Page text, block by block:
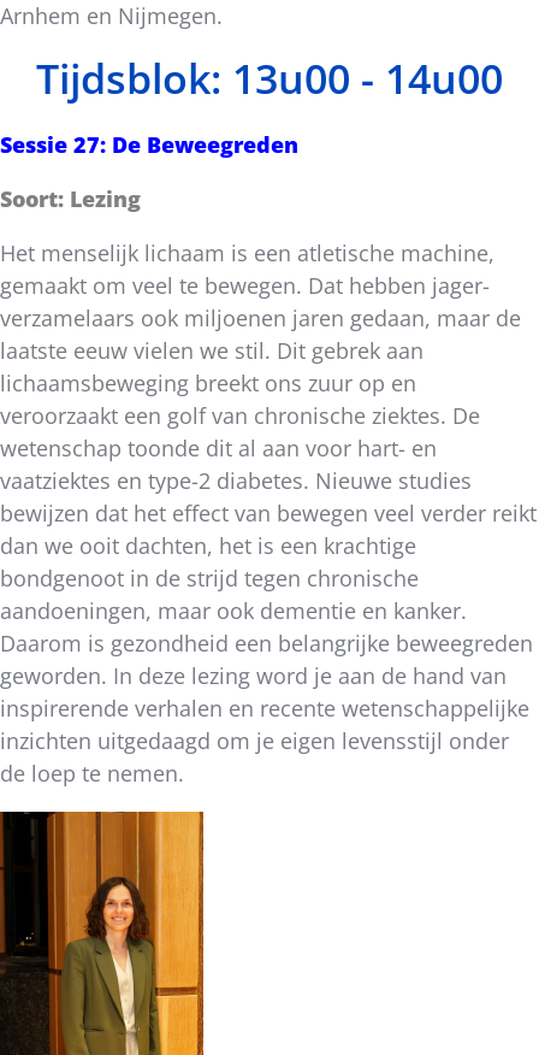
Arnhem en Nijmegen.
Tijdsblok: 13u00 - 14u00
Sessie 27: De Beweegreden
Soort: Lezing
Het menselijk lichaam is een atletische machine,
gemaakt om veel te bewegen. Dat hebben jager-
verzamelaars ook miljoenen jaren gedaan, maar de
laatste eeuw vielen we stil. Dit gebrek aan
lichaamsbeweging breekt ons zuur op en
veroorzaakt een golf van chronische ziektes. De
wetenschap toonde dit al aan voor hart- en
vaatziektes en type-2 diabetes. Nieuwe studies
bewijzen dat het effect van bewegen veel verder reikt
dan we ooit dachten, het is een krachtige
bondgenoot in de strijd tegen chronische
aandoeningen, maar ook dementie en kanker.
Daarom is gezondheid een belangrijke beweegreden
geworden. In deze lezing word je aan de hand van
inspirerende verhalen en recente wetenschappelijke
inzichten uitgedaagd om je eigen levensstijl onder
de loep te nemen.